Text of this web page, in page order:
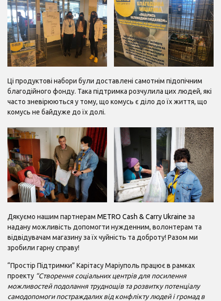
Ці продуктові набори були доставлені самотнім підопічним
благодійного фонду. Така підтримка розчулила цих людей, які
часто зневірюються у тому, що комусь є діло до їх життя, що
комусь не байдуже до їх долі.
Дякуємо нашим партнерам METRO Cash & Carry Ukraine за
надану можливість допомогти нужденним, волонтерам та
відвідувачам магазину за їх чуйність та доброту! Разом ми
зробили гарну справу!
“Простір Підтримки” Карітасу Маріуполь працює в рамках
проекту “Створення соціальних центрів для посилення
можливостей подолання труднощів та розвитку потенціалу
самодопомоги постраждалих від конфлікту людей і громад в